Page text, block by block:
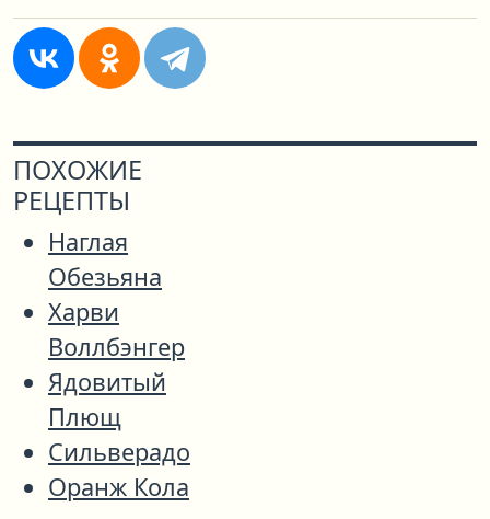
ПОХОЖИЕ
РЕЦЕПТЫ
Наглая
Обезьяна
Харви
Воллбэнгер
Ядовитый
Плющ
Сильверадо
Оранж Кола